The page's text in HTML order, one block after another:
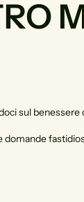
sul benessere